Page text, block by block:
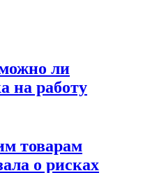
ли
на работу
товарам
о рисках